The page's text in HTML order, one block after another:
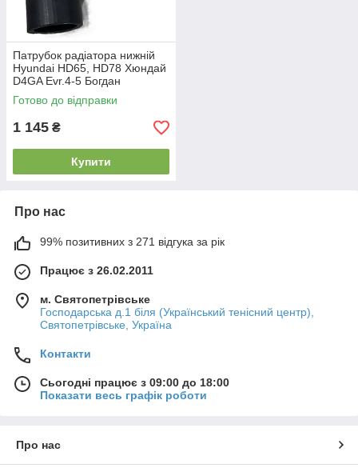
Патрубок радіатора нижній
Hyundai HD65, HD78 Хюндай
D4GA Еvr.4-5 Богдан
А201(254125L000)
Готово до відправки
1 145 ₴
Купити
Про нас
99% позитивних з 271 відгука за рік
Працює з 26.02.2011
м. Святопетрівське
Господарська д.1 біля (Український тенісний центр),
Святопетрівське, Україна
Контакти
Сьогодні працює з 09:00 до 18:00
Показати весь графік роботи
Про нас